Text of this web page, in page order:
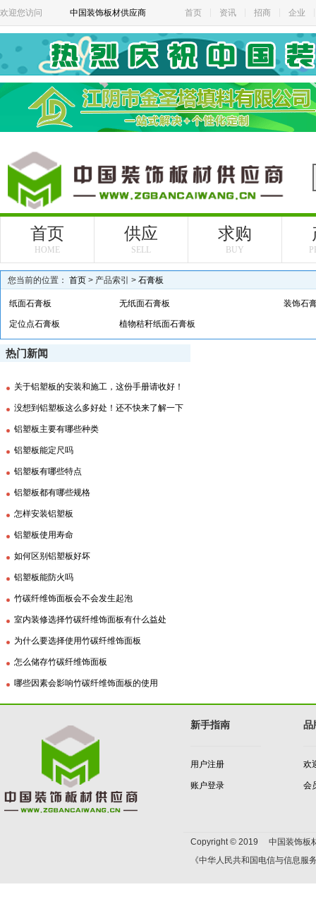
欢迎您访问 中国装饰板材供应商 首页 资讯 招商 企业
首页
HOME
供应
SELL
求购
BUY
您当前的位置： 首页 > 产品索引 > 石膏板
纸面石膏板 无纸面石膏板 装饰石
定位点石膏板 植物秸秆纸面石膏板
热门新闻
关于铝塑板的安装和施工，这份手册请收好！
没想到铝塑板这么多好处！还不快来了解一下
铝塑板主要有哪些种类
铝塑板能定尺吗
铝塑板有哪些特点
铝塑板都有哪些规格
怎样安装铝塑板
铝塑板使用寿命
如何区别铝塑板好坏
铝塑板能防火吗
竹碳纤维饰面板会不会发生起泡
室内装修选择竹碳纤维饰面板有什么益处
为什么要选择使用竹碳纤维饰面板
怎么储存竹碳纤维饰面板
哪些因素会影响竹碳纤维饰面板的使用
新手指南
用户注册
账户登录
品
欢
会
Copyright © 2019 中国装饰板
《中华人民共和国电信与信息